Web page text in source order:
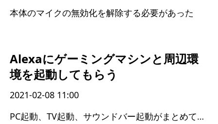
本体のマイクの無効化を解除する必要があった
Alexaにゲーミングマシンと周辺環
境を起動してもらう
2021-02-08 11:00
PC起動、TV起動、サウンドバー起動がまとめてできるようになった